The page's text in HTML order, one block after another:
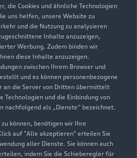
die Cookies und ähnliche Technologien
uns helfen, unsere Website zu
und die Nutzung zu analysieren
Inhalte anzuzeigen,
Werbung. Zudem binden wir
diese Inhalte anzuzeigen.
zwischen Ihrem Browser und
und es können personenbezogene
an die Server von Dritten übermittelt
Technologien und die Einbindung von
nachfolgend als „Dienste“ bezeichnet.
können, benötigen wir Ihre
auf "Alle akzeptieren" erteilen Sie
aller Dienste. Sie können auch
indem Sie die Schieberegler für
10